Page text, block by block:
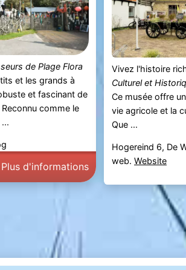
de Plage Flora
et les grands à
et fascinant de
comme le
Plus d'informations
Vivez l'histoire
Culturel et
Ce musée offre
vie agricole et la
Que ...
Hogereind 6, De
web. Website